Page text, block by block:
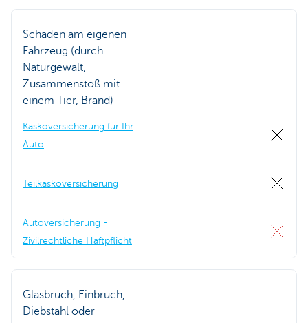
Schaden am eigenen
Fahrzeug (durch
Naturgewalt,
Zusammenstoß mit
einem Tier, Brand)
Kaskoversicherung für Ihr
Auto
Teilkaskoversicherung
Autoversicherung -
Zivilrechtliche Haftpflicht
Glasbruch, Einbruch,
Diebstahl oder